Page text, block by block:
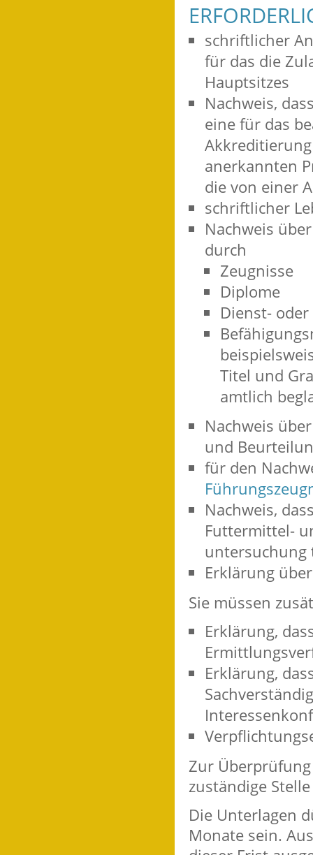
schriftlicher
für das die
Hauptsitzes
Nachweis,
eine für das
anerkannten
die von einer
schriftlicher
Nachweis
durch
Zeugnisse
Diplome
Dienst-
Titel und
amtlich
Nachweis
und
für den
Nachweis,
Futtermittel-
untersuchung
Erklärung
Sie müssen
Erklärung,
Erklärung,
Zur
zuständige
Die Unterlagen
Monate sein.